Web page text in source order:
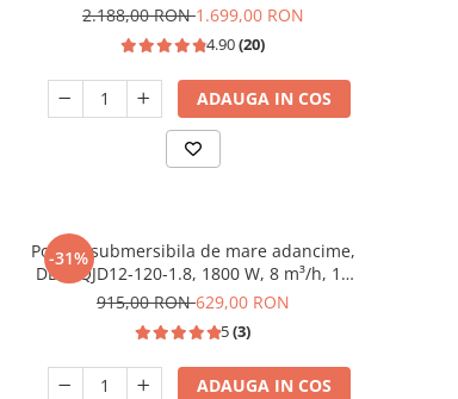
inverter, display digital, Alb, HEINNER
2.188,00 RON1.699,00 RON
4.90(20)
ADAUGA IN COS
-31%
Pompa submersibila de mare adancime,
DDT, QJD12-120-1.8, 1800 W, 8 m³/h, 12
turbine, Inox
915,00 RON629,00 RON
5(3)
ADAUGA IN COS